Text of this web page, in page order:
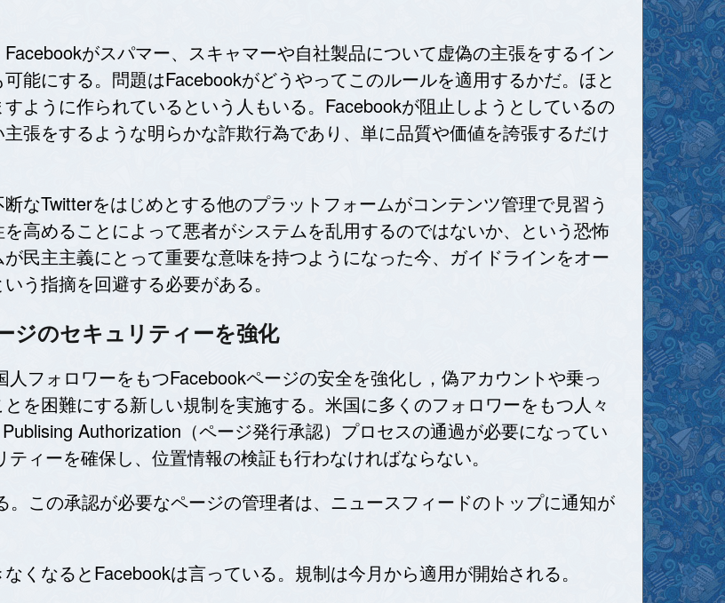
がスパマー、スキャマーや自社製品について虚偽の主張をするイン
能にする。問題はFacebookがどうやってこのルールを適用するかだ。ほと
ように作られているという人もいる。Facebookが阻止しようとしているの
張をするような明らかな詐欺行為であり、単に品質や価値を誇張するだけ
なTwitterをはじめとする他のプラットフォームがコンテンツ管理で見習う
高めることによって悪者がシステムを乱用するのではないか、という恐怖
民主主義にとって重要な意味を持つようになった今、ガイドラインをオー
う指摘を回避する必要がある。
ジのセキュリティーを強化
フォロワーをもつFacebookページの安全を強化し，偽アカウントや乗っ
を困難にする新しい規制を実施する。米国に多くのフォロワーをもつ人々
Authorization（ページ発行承認）プロセスの通過が必要になってい
ィーを確保し、位置情報の検証も行わなければならない。
この承認が必要なページの管理者は、ニュースフィードのトップに通知が
くなるとFacebookは言っている。規制は今月から適用が開始される。